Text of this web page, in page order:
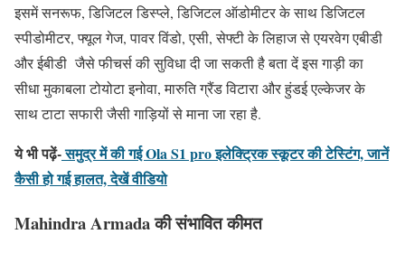
इसमें सनरूफ, डिजिटल डिस्प्ले, डिजिटल ऑडोमीटर के साथ डिजिटल
स्पीडोमीटर, फ्यूल गेज, पावर विंडो, एसी, सेफ्टी के लिहाज से एयरवेग एबीडी
और ईबीडी जैसे फीचर्स की सुविधा दी जा सकती है बता दें इस गाड़ी का
सीधा मुकाबला टोयोटा इनोवा, मारुति ग्रैंड विटारा और हुंडई एल्केजर के
साथ टाटा सफारी जैसी गाड़ियों से माना जा रहा है.
ये भी पढ़ें-समुद्र में की गई Ola S1 pro इलेक्ट्रिक स्कूटर की टेस्टिंग, जानें
कैसी हो गई हालत, देखें वीडियो
Mahindra Armada की संभावित कीमत